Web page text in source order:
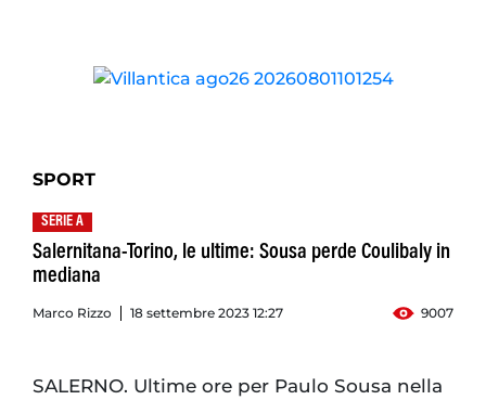
SPORT
SERIE A
Salernitana-Torino, le ultime: Sousa perde Coulibaly in
mediana
Marco Rizzo 18 settembre 2023 12:27 9007
SALERNO. Ultime ore per Paulo Sousa nella